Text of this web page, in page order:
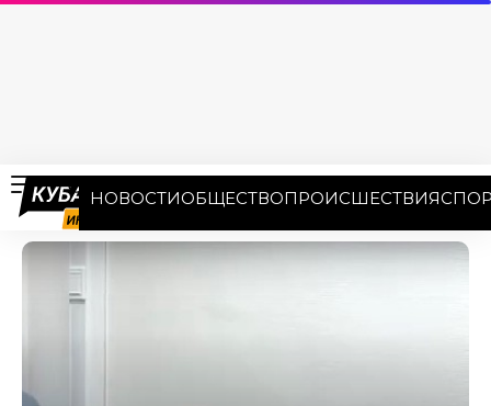
НОВОСТИОБЩЕСТВОПРОИСШЕСТВИЯ